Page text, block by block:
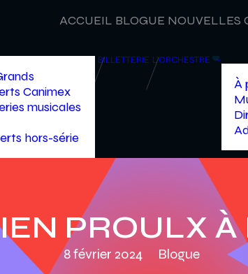
ACCUEIL BLOGUE NOUVELLES
Canimex
musicales
hors-série
BILLETTERIE L’ORCHESTRE
À
PROULX À
8 février 2024 Blogue